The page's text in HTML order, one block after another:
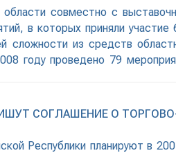
совместно с
в которых приняли
из средств
году проведено 79
СОГЛАШЕНИЕ О
Республики планируют в